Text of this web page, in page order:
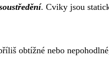
. Cviky jsou
obtížné nebo